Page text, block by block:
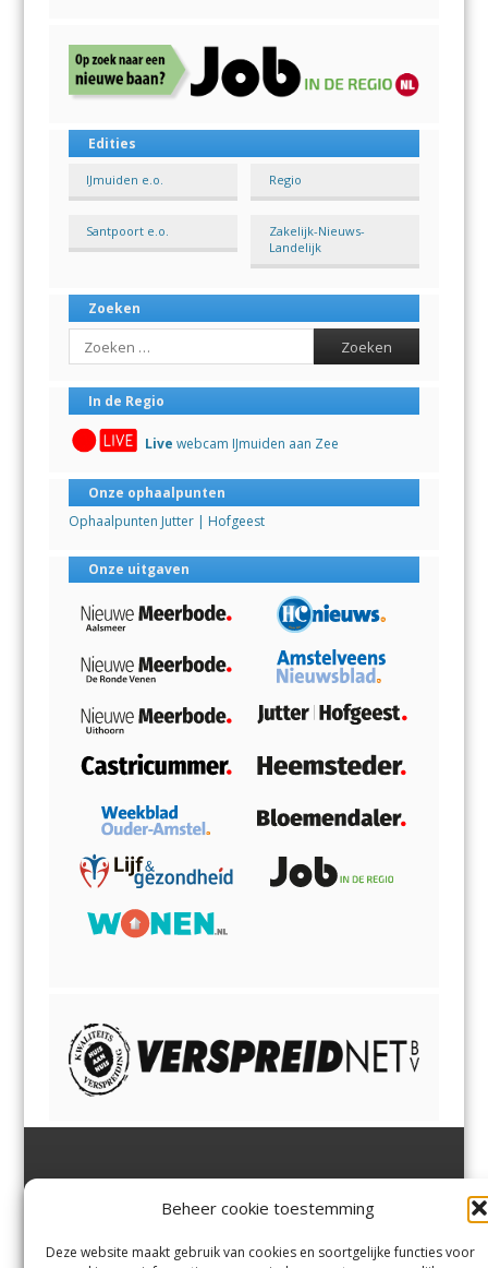
Beheer cookie toestemming
Deze website maakt gebruik van cookies en soortgelijke functies voor
Edities
IJmuiden e.o. Regio
Santpoort e.o.
Zakelijk-Nieuws-
Landelijk
Zoeken
Search
In de Regio
Live webcam IJmuiden aan Zee
Onze ophaalpunten
Ophaalpunten Jutter | Hofgeest
Onze uitgaven
Margadantstraat 34
0255-533900
Velserbroek,Velsen-Zuid,
Zuid,Driehuisen